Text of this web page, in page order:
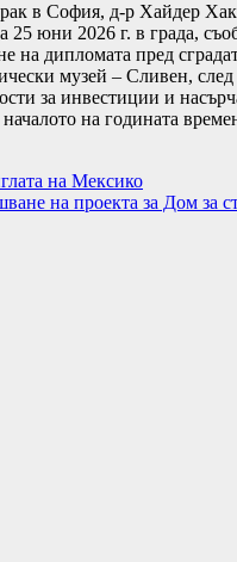
в София, д-р Хайдер
юни 2026 г. в града,
на дипломата пред
музей – Сливен,
за инвестиции и
на годината
на Мексико
на проекта за Дом за